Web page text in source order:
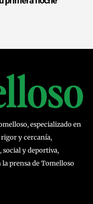
especializado en
y cercanía,
y deportiva,
prensa de Tomelloso